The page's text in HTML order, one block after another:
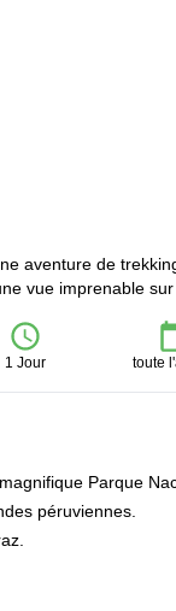
aventure de
vue imprenable
1 Jour toute
Parque
péruviennes.